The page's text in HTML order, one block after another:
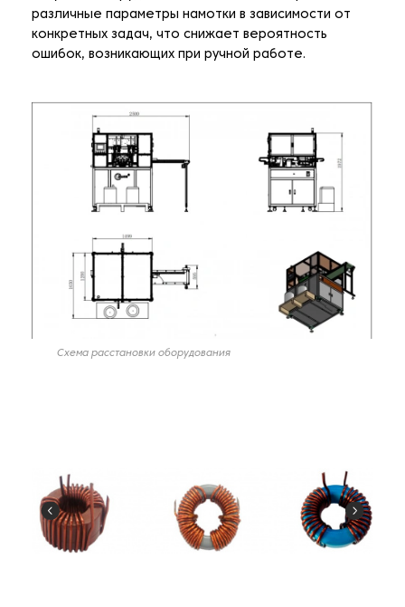
различные параметры намотки в зависимости от
конкретных задач, что снижает вероятность
ошибок, возникающих при ручной работе.
Схема расстановки оборудования